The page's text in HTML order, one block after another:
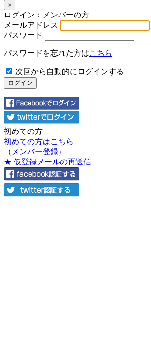
×
ログイン：メンバーの方
メールアドレス
パスワード
パスワードを忘れた方はこちら
次回から自動的にログインする
初めての方
初めての方はこちら
（メンバー登録）
★ 仮登録メールの再送信